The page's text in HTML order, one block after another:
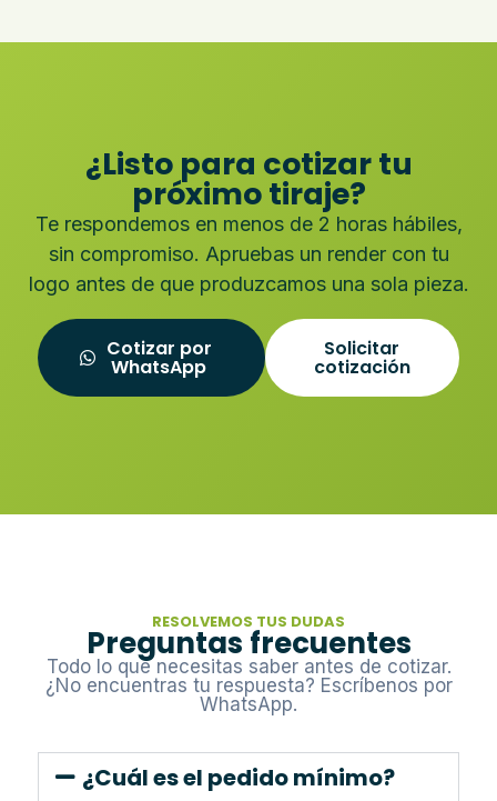
¿Listo para cotizar tu
próximo tiraje?
Te respondemos en menos de 2 horas hábiles,
sin compromiso. Apruebas un render con tu
logo antes de que produzcamos una sola pieza.
Cotizar por
WhatsApp
Solicitar
cotización
RESOLVEMOS TUS DUDAS
Preguntas frecuentes
Todo lo que necesitas saber antes de cotizar.
¿No encuentras tu respuesta? Escríbenos por
WhatsApp.
¿Cuál es el pedido mínimo?